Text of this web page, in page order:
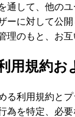
通して、他の
ーに対して公
理のもと、お
用規約お
る利用規約と
為を特定、必